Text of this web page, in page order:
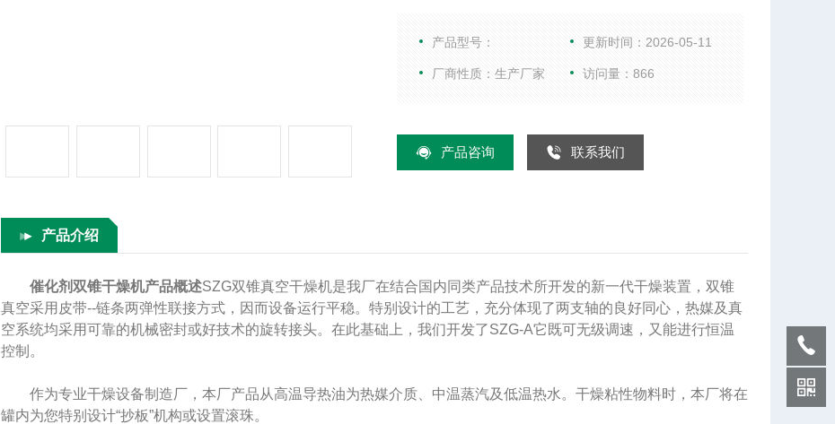
所开发的新一代干燥装置，双锥真空采用皮带--链条两弹性
现了两支轴的良好同心，热媒及真空系统均采用可靠的机
G-A它既可无级调速，又能进行恒温控制。
产品型号： 更新时间：2026-05-11
厂商性质：生产厂家 访问量：866
产品咨询 联系我们
产品介绍
催化剂双锥干燥机产品概述SZG双锥真空干燥机是我厂在结合国内同类产品技术所开发的新一代干燥装置，双锥
真空采用皮带--链条两弹性联接方式，因而设备运行平稳。特别设计的工艺，充分体现了两支轴的良好同心，热媒及真
空系统均采用可靠的机械密封或好技术的旋转接头。在此基础上，我们开发了SZG-A它既可无级调速，又能进行恒温
控制。
作为专业干燥设备制造厂，本厂产品从高温导热油为热媒介质、中温蒸汽及低温热水。干燥粘性物料时，本厂将在
罐内为您特别设计“抄板”机构或设置滚珠。